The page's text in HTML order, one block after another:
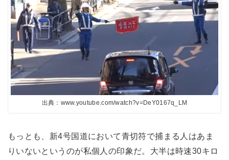
出典：www.youtube.com/watch?v=DeY0167q_LM
もっとも、新4号国道において青切符で捕まる人はあま
りいないというのが私個人の印象だ。大半は時速30キロ